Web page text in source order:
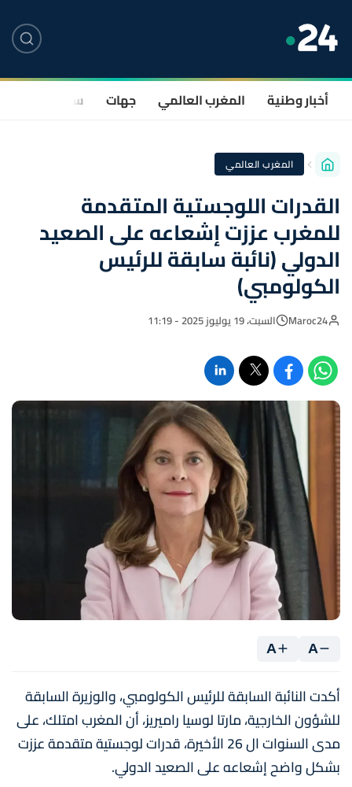
أخبار وطنية المغرب العالمي جهات سياسة
المغرب العالمي
القدرات اللوجستية المتقدمة
للمغرب عززت إشعاعه على الصعيد
الدولي (نائبة سابقة للرئيس
الكولومبي)
Maroc24 السبت، 19 يوليوز 2025 - 11:19
A
A
أكدت النائبة السابقة للرئيس الكولومبي، والوزيرة السابقة
للشؤون الخارجية، مارتا لوسيا راميريز، أن المغرب امتلك، على
مدى السنوات ال 26 الأخيرة، قدرات لوجستية متقدمة عززت
بشكل واضح إشعاعه على الصعيد الدولي.